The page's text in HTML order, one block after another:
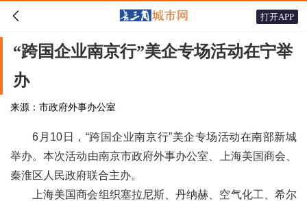
 打开APP
“跨国企业南京行”美企专场活动在宁举
办
来源：市政府外事办公室
6月10日，“跨国企业南京行”美企专场活动在南部新城
举办。本次活动由南京市政府外事办公室、上海美国商会、
秦淮区人民政府联合主办。
上海美国商会组织塞拉尼斯、丹纳赫、空气化工、希尔